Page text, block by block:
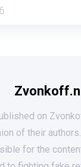
on
of their
for the